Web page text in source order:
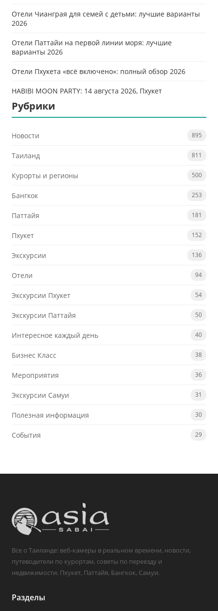
Отели Чианграя для семей с детьми: лучшие варианты
2026
Отели Паттайи на первой линии моря: лучшие
варианты 2026
Отели Пхукета «всё включено»: полный обзор 2026
HABIBI MOON PARTY: 14 августа 2026, Пхукет
Рубрики
Новости 895
Таиланд 811
Курорты и регионы 500
Бангкок 253
Паттайя 181
Пхукет 152
Экскурсии 136
Отели 94
Экскурсии Пхукет 54
Экскурсии Паттайя 50
Интересное каждый день 40
Бизнес Класс 38
Мероприятия 36
Экскурсии Самуи 31
Полезная информация 30
События 29
Все о Таиланде: веб-камеры в реальном времени, новости,
путеводители по курортам, советы по переезду и
недвижимости. Пхукет, Паттайя, Бангкок, Самуи.
Разделы